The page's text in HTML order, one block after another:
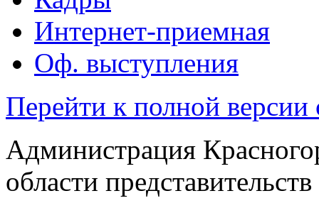
Интернет-приемная
Оф. выступления
Перейти к полной версии
Администрация
области